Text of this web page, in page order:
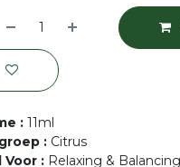
: 11ml
: Citrus
Voor : Relaxing &